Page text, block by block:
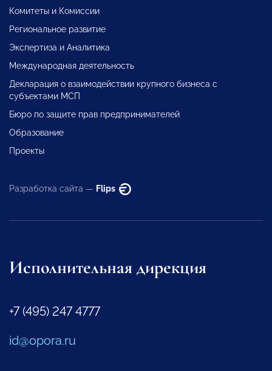
Комитеты и Комиссии
Региональное развитие
Экспертиза и Аналитика
Международная деятельность
Декларация о взаимодействии крупного бизнеса с
субъектами МСП
Бюро по защите прав предпринимателей
Образование
Проекты
Разработка сайта — Flips
Исполнительная дирекция
+7 (495) 247 4777
id@opora.ru